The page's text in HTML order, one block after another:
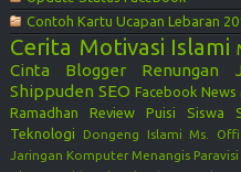
Contoh Kartu Ucapan Lebaran
Cerita Motivasi Islami
Cinta
Blogger Renungan
Shippuden SEO Facebook News
Ramadhan
Review Puisi Siswa
Teknologi
Dongeng Islami Ms.
Jaringan Komputer Menangis Paravisi